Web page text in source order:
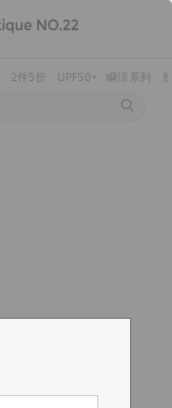
2件5折 UPF50+ 瞬涼系列